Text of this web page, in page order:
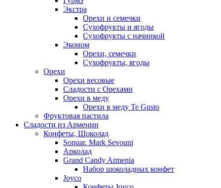
Экстра
Орехи и семечки
Сухофрукты и ягоды
Сухофрукты с начинкой
Эконом
Орехи, семечки
Сухофрукты, ягоды
Орехи
Орехи весовые
Сладости с Орехами
Орехи в меду
Орехи в меду Te Gusto
Фруктовая пастила
Сладости из Армении
Конфеты, Шоколад
Sonuar. Mark Sevouni
Арколад
Grand Candy Armenia
Набор шоколадных конфет
Joyco